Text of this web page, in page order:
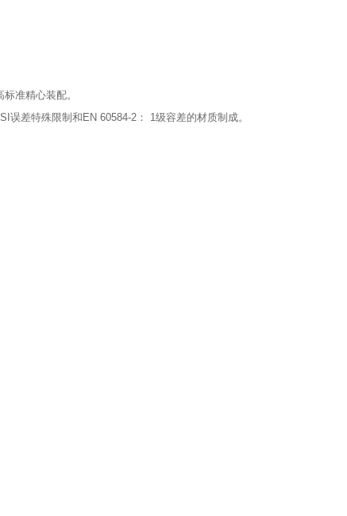
准精心装配。
差特殊限制和EN 60584-2： 1级容差的材质制成。